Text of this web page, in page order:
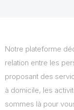
Notre plateforme
relation entre les
proposant des
à domicile, les
sommes là pour